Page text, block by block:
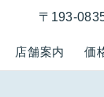
店舗案内 価
〒193-